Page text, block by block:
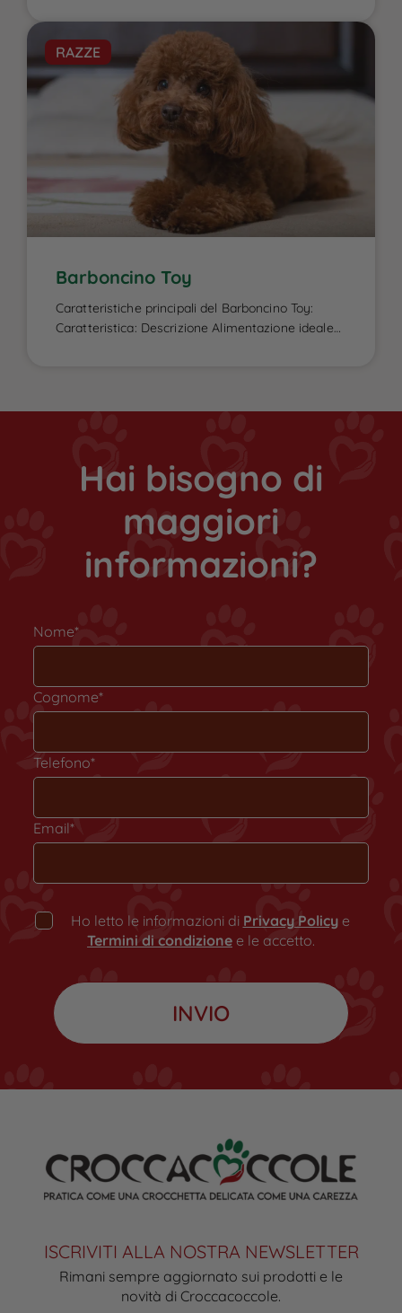
Flat Coated Retriever è un elemento cruciale per
garantire la sua energia elevata, il benessere
fisico e la salute del mantello, caratteristiche che
lo contraddistinguono. Essendo un cane attivo e
di taglia media-grande, ha bisogno di una dieta
RAZZE
Barboncino Toy
Caratteristiche principali del Barboncino Toy:
Caratteristica: Descrizione Alimentazione ideale
ricca di proteine […]
Hai bisogno di
maggiori
informazioni?
Nome*
Cognome*
Telefono*
Email*
Ho letto le informazioni di Privacy Policye
Termini di condizione e le accetto.
ISCRIVITI ALLA NOSTRA NEWSLETTER
Rimani sempre aggiornato sui prodotti e le
novità di Croccacoccole.